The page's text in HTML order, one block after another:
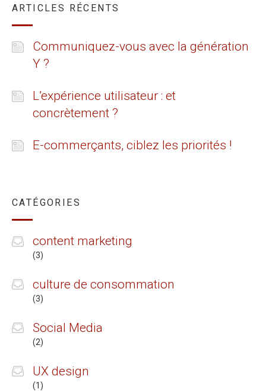
ARTICLES RÉCENTS
Communiquez-vous avec la génération
Y ?
L’expérience utilisateur : et
concrètement ?
E-commerçants, ciblez les priorités !
CATÉGORIES
content marketing
(3)
culture de consommation
(3)
Social Media
(2)
UX design
(1)